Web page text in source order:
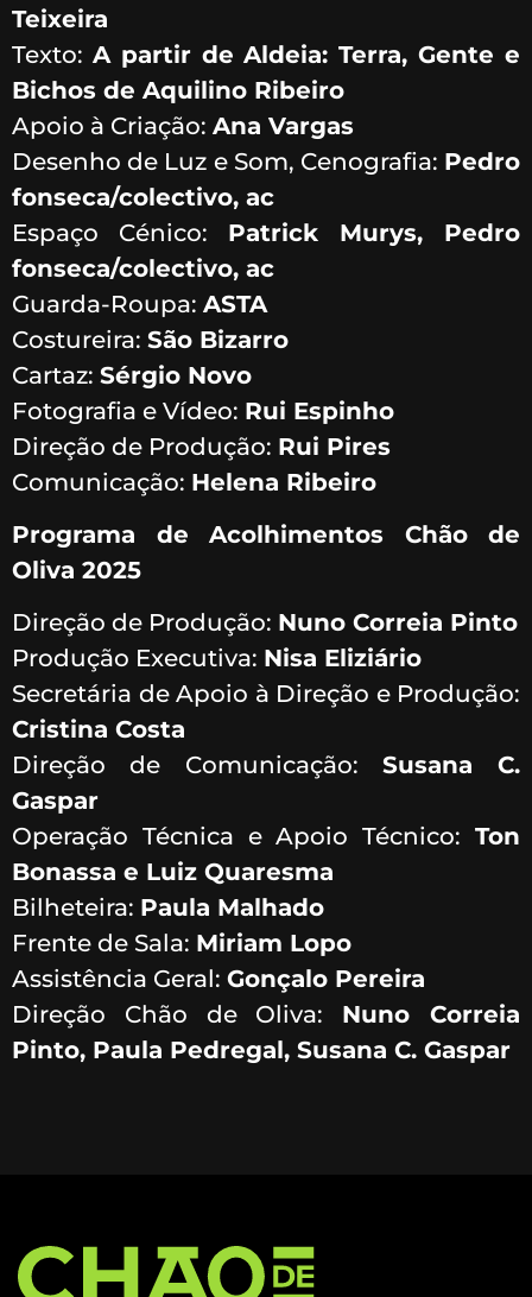
Teixeira
Texto: A partir de Aldeia: Terra, Gente e
Bichos de Aquilino Ribeiro
Apoio à Criação: Ana Vargas
Desenho de Luz e Som, Cenografia: Pedro
fonseca/colectivo, ac
Espaço Cénico: Patrick Murys, Pedro
fonseca/colectivo, ac
Guarda-Roupa: ASTA
Costureira: São Bizarro
Cartaz: Sérgio Novo
Fotografia e Vídeo: Rui Espinho
Direção de Produção: Rui Pires
Comunicação: Helena Ribeiro
Programa de Acolhimentos Chão de
Oliva 2025
Direção de Produção: Nuno Correia Pinto
Produção Executiva: Nisa Eliziário
Secretária de Apoio à Direção e Produção:
Cristina Costa
Direção de Comunicação: Susana C.
Gaspar
Operação Técnica e Apoio Técnico: Ton
Bonassa e Luiz Quaresma
Bilheteira: Paula Malhado
Frente de Sala: Miriam Lopo
Assistência Geral: Gonçalo Pereira
Direção Chão de Oliva: Nuno Correia
Pinto, Paula Pedregal, Susana C. Gaspar